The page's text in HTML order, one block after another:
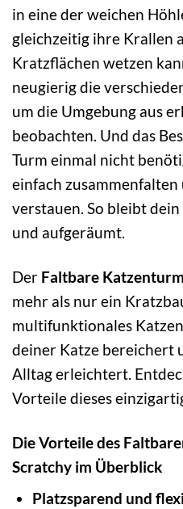
in eine der weichen
gleichzeitig ihre Krallen
Kratzflächen wetzen
neugierig die
um die Umgebung aus
beobachten. Und das
Turm einmal nicht
einfach
verstauen. So bleibt
und aufgeräumt.
Der Faltbare
mehr als nur ein
multifunktionales
deiner Katze bereichert
Alltag erleichtert.
Vorteile dieses
Die Vorteile des
Scratchy im Überblick
Platzsparend und